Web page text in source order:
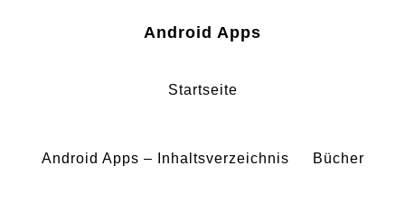
Android Apps
Startseite
Android Apps – Inhaltsverzeichnis Bücher